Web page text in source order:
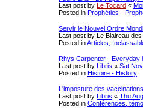
Last post by
Le Tocard «
Posted in Prophéties -
Servir le Nouvel Ordre
Last post by
Le Blaireau
Posted inArticles,
Rhys Carpenter - Everyday
Last post by
Libris « Sat
Posted in Histoire - History
L'imposture des
Last post by
Libris « Thu
Posted in Conférences,